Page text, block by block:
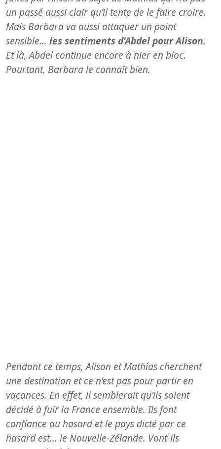
un passé aussi clair qu’il tente de le faire croire.
Mais Barbara va aussi attaquer un point
sensible… les sentiments d’Abdel pour Alison.
Et là, Abdel continue encore à nier en bloc.
Pourtant, Barbara le connaît bien.
Pendant ce temps, Alison et Mathias cherchent
une destination et ce n’est pas pour partir en
vacances. En effet, il semblerait qu’ils soient
décidé à fuir la France ensemble. Ils font
confiance au hasard et le pays dicté par ce
hasard est… le Nouvelle-Zélande. Vont-ils